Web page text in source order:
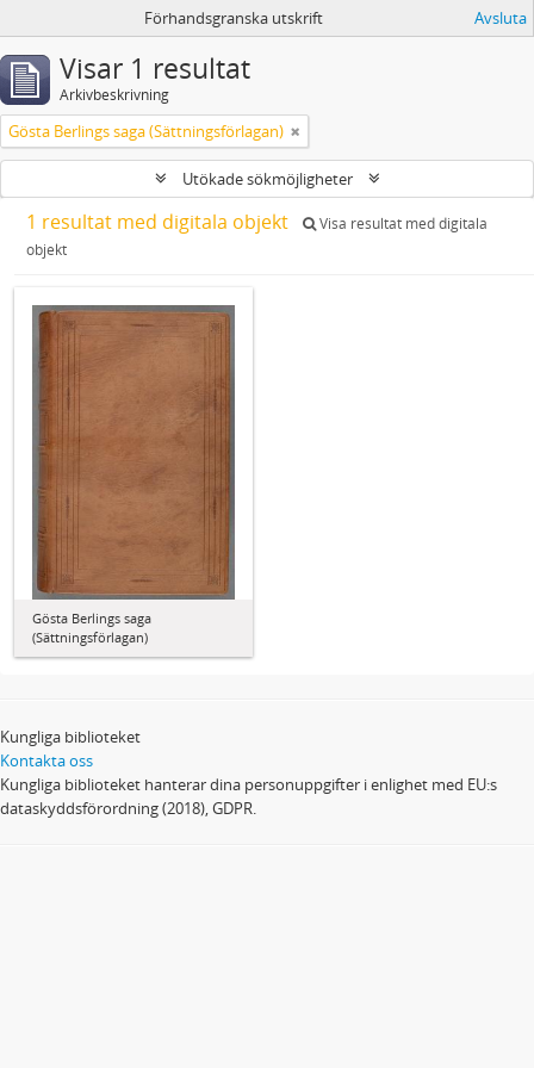
Förhandsgranska utskrift Avsluta
Visar 1 resultat
Arkivbeskrivning
Gösta Berlings saga (Sättningsförlagan)
Utökade sökmöjligheter
1 resultat med digitala objekt
Visa resultat med digitala
objekt
Gösta Berlings saga
(Sättningsförlagan)
Kungliga biblioteket
Kontakta oss
Kungliga biblioteket hanterar dina personuppgifter i enlighet med EU:s
dataskyddsförordning (2018), GDPR.